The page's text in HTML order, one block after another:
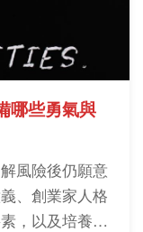
哪些勇氣與
風險後仍願意
、創業家人格
，以及培養創